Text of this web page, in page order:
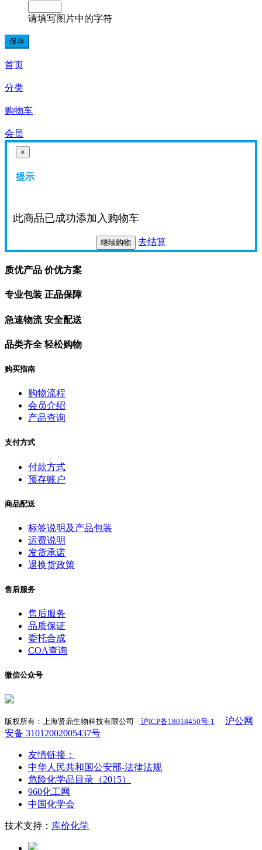
请填写图片中的字符
首页
分类
购物车
会员
×
提示
此商品已成功添加入购物车
继续购物 去结算
质优产品 价优方案
专业包装 正品保障
急速物流 安全配送
品类齐全 轻松购物
购买指南
购物流程
会员介绍
产品查询
支付方式
付款方式
预存账户
商品配送
标签说明及产品包装
运费说明
发货承诺
退换货政策
售后服务
售后服务
品质保证
委托合成
COA查询
微信公众号
版权所有：上海贤鼎生物科技有限公司 沪ICP备18018450号-1
沪公网
安备 31012002005437号
友情链接：
中华人民共和国公安部-法律法规
危险化学品目录（2015）
960化工网
中国化学会
技术支持： 库价化学